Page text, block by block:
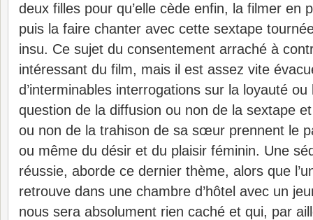
deux filles pour qu’elle cède enfin, la filmer en
puis la faire chanter avec cette sextape
insu. Ce sujet du consentement arraché à
intéressant du film, mais il est assez vite
d’interminables interrogations sur la loyauté ou
question de la diffusion ou non de la sextape
ou non de la trahison de sa sœur prennent le
ou même du désir et du plaisir féminin. Une
réussie, aborde ce dernier thème, alors que
retrouve dans une chambre d’hôtel avec un
nous sera absolument rien caché et qui, par